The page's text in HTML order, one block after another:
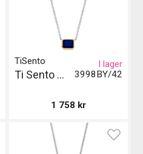
3998BY/42
TiSento
Ti Sento Milano Halsband
I lager
1 758 kr